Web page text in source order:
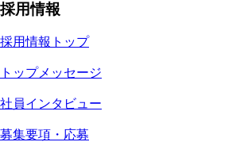
採用情報
採用情報トップ
トップメッセージ
社員インタビュー
募集要項・応募